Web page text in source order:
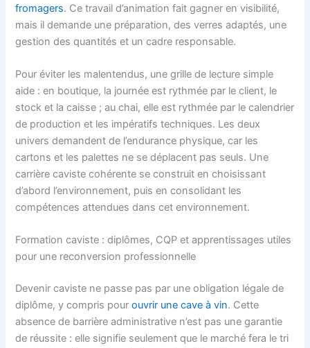
fromagers. Ce travail d’animation fait gagner en visibilité,
mais il demande une préparation, des verres adaptés, une
gestion des quantités et un cadre responsable.
Pour éviter les malentendus, une grille de lecture simple
aide : en boutique, la journée est rythmée par le client, le
stock et la caisse ; au chai, elle est rythmée par le calendrier
de production et les impératifs techniques. Les deux
univers demandent de l’endurance physique, car les
cartons et les palettes ne se déplacent pas seuls. Une
carrière caviste cohérente se construit en choisissant
d’abord l’environnement, puis en consolidant les
compétences attendues dans cet environnement.
Formation caviste : diplômes, CQP et apprentissages utiles
pour une reconversion professionnelle
Devenir caviste ne passe pas par une obligation légale de
diplôme, y compris pourouvrir une cave à vin. Cette
absence de barrière administrative n’est pas une garantie
de réussite : elle signifie seulement que le marché fera le tri